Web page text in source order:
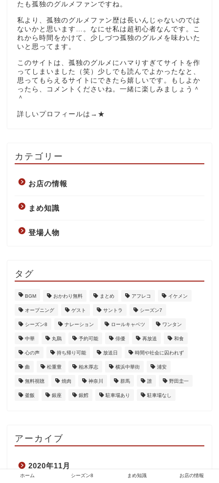
たも孤独のグルメファンですね。
私より、孤独のグルメファン歴は長いんじゃないのでは
ないかと思います…。なにせ私は超初心者なんです。こ
れから時間をかけて、少しづつ孤独のグルメを味わいた
いと思ってます。
このサイトは、孤独のグルメにハマりすぎてサイトを作
ってしまいました（笑）少しでも読んでよかったなと、
思ってもらえるサイトにできたら嬉しいです。もしよか
ったら、コメントくださいね。一緒に楽しみましょう＾
＾
詳しいプロフィールは→ ★
カテゴリー
お店の情報
まめ知識
登場人物
タグ
BGM おかわり無料 まとめ アフレコ イケメン
オープニング ゲスト サントラ シーズン7
シーズン8 ナレーション ロールキャベツ ワンタン
中華 丸鷄 予約可能 俳優 再放送 和食
心の声 持ち帰り可能 放送日 時間や社会に囚われず
曲 松重豊 柏木厚志 横浜中華街 浦安
無料視聴 焼肉 神奈川 群馬 誰 野田圭一
釜飯 銀座 銀鱈 駐車場あり 駐車場なし
アーカイブ
2020年11月
ホーム シーズン8 まめ知識 お店の情報